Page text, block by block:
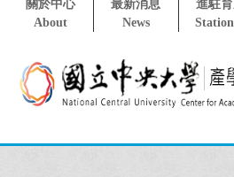
關於中心
About
最新消息
News
進駐